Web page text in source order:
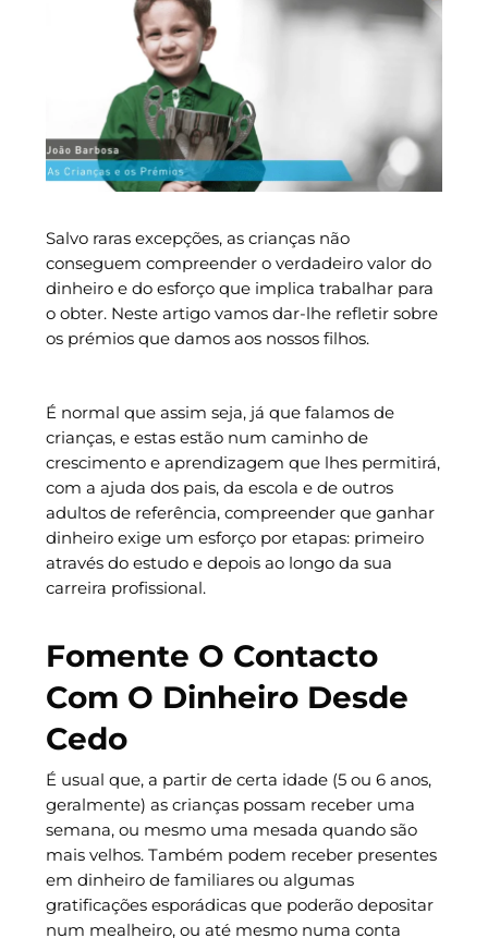
Salvo raras excepções, as crianças não
conseguem compreender o verdadeiro valor do
dinheiro e do esforço que implica trabalhar para
o obter. Neste artigo vamos dar-lhe refletir sobre
os prémios que damos aos nossos filhos.
É normal que assim seja, já que falamos de
crianças, e estas estão num caminho de
crescimento e aprendizagem que lhes permitirá,
com a ajuda dos pais, da escola e de outros
adultos de referência, compreender que ganhar
dinheiro exige um esforço por etapas: primeiro
através do estudo e depois ao longo da sua
carreira profissional.
Fomente O Contacto
Com O Dinheiro Desde
Cedo
É usual que, a partir de certa idade (5 ou 6 anos,
geralmente) as crianças possam receber uma
semana, ou mesmo uma mesada quando são
mais velhos. Também podem receber presentes
em dinheiro de familiares ou algumas
gratificações esporádicas que poderão depositar
num mealheiro, ou até mesmo numa conta